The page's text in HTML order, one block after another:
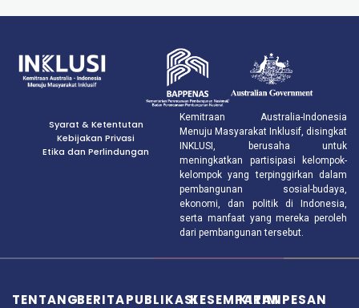
Syarat & Ketentutan
Kebijakan Privasi
Etika dan Perlindungan
Kemitraan Australia-Indonesia
Menuju Masyarakat Inklusif, disingkat
INKLUSI, berusaha untuk
meningkatkan partisipasi kelompok-
kelompok yang terpinggirkan dalam
pembangunan sosial-budaya,
ekonomi, dan politik di Indonesia,
serta manfaat yang mereka peroleh
dari pembangunan tersebut.
TENTANGBERITAPUBLIKASIKESEMPATANKIRIM PESAN